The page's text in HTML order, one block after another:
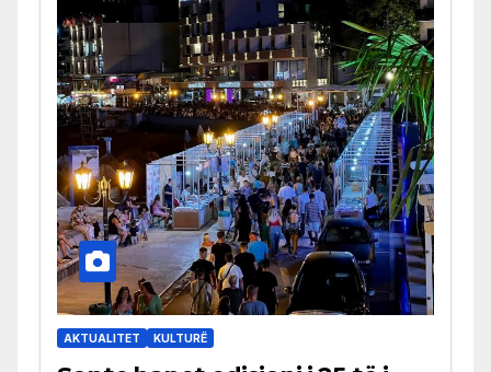
AKTUALITET KULTURË